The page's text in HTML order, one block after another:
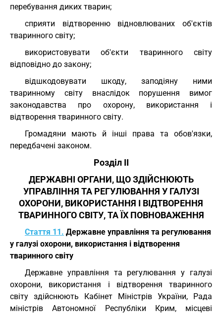
перебування диких тварин;
сприяти відтворенню відновлюваних об'єктів
тваринного світу;
використовувати об'єкти тваринного світу
відповідно до закону;
відшкодовувати шкоду, заподіяну ними
тваринному світу внаслідок порушення вимог
законодавства про охорону, використання і
відтворення тваринного світу.
Громадяни мають й інші права та обов'язки,
передбачені законом.
Розділ II
ДЕРЖАВНІ ОРГАНИ, ЩО ЗДІЙСНЮЮТЬ
УПРАВЛІННЯ ТА РЕГУЛЮВАННЯ У ГАЛУЗІ
ОХОРОНИ, ВИКОРИСТАННЯ І ВІДТВОРЕННЯ
ТВАРИННОГО СВІТУ, ТА ЇХ ПОВНОВАЖЕННЯ
Стаття 11. Державне управління та регулювання
у галузі охорони, використання і відтворення
тваринного світу
Державне управління та регулювання у галузі
охорони, використання і відтворення тваринного
світу здійснюють Кабінет Міністрів України, Рада
міністрів Автономної Республіки Крим, місцеві